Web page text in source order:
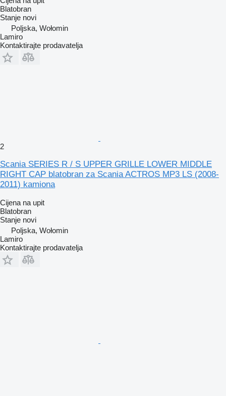
Blatobran
Stanje novi
Poljska, Wołomin
Lamiro
Kontaktirajte prodavatelja
2
Scania SERIES R / S UPPER GRILLE LOWER MIDDLE
RIGHT CAP blatobran za Scania ACTROS MP3 LS (2008-
2011) kamiona
Cijena na upit
Blatobran
Stanje novi
Poljska, Wołomin
Lamiro
Kontaktirajte prodavatelja